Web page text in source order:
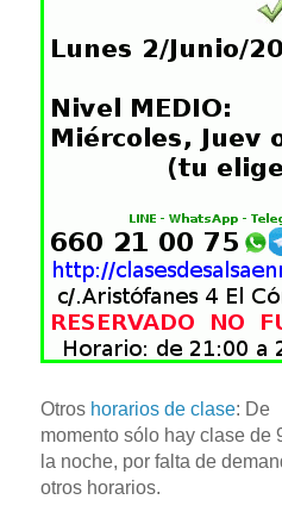
Otros horarios de clase: De
momento sólo hay clase de
la noche, por falta de
otros horarios.